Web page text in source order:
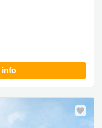
info